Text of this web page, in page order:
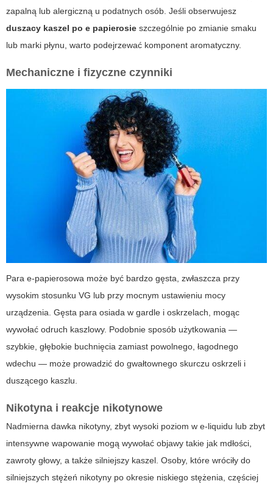
zapalną lub alergiczną u podatnych osób. Jeśli obserwujesz
duszacy kaszel po e papierosie szczególnie po zmianie smaku
lub marki płynu, warto podejrzewać komponent aromatyczny.
Mechaniczne i fizyczne czynniki
Para e-papierosowa może być bardzo gęsta, zwłaszcza przy
wysokim stosunku VG lub przy mocnym ustawieniu mocy
urządzenia. Gęsta para osiada w gardle i oskrzelach, mogąc
wywołać odruch kaszlowy. Podobnie sposób użytkowania —
szybkie, głębokie buchnięcia zamiast powolnego, łagodnego
wdechu — może prowadzić do gwałtownego skurczu oskrzeli i
duszącego kaszlu.
Nikotyna i reakcje nikotynowe
Nadmierna dawka nikotyny, zbyt wysoki poziom w e-liquidu lub zbyt
intensywne wapowanie mogą wywołać objawy takie jak mdłości,
zawroty głowy, a także silniejszy kaszel. Osoby, które wróciły do
silniejszych stężeń nikotyny po okresie niskiego stężenia, częściej